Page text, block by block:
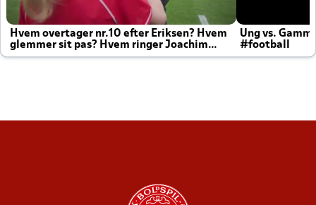
Hvem overtager nr.10 efter Eriksen? Hvem
glemmer sit pas? Hvem ringer Joachim
altid til efter kampe?
Ung vs.
#football